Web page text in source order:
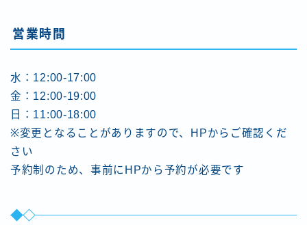
営業時間
水：12:00-17:00
金：12:00-19:00
日：11:00-18:00
※変更となることがありますので、HPからご確認くだ
さい
予約制のため、事前にHPから予約が必要です